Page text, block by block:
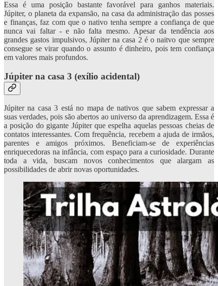
Essa é uma posição bastante favorável para ganhos materiais.
Júpiter, o planeta da expansão, na casa da administração das posses
e finanças, faz com que o nativo tenha sempre a confiança de que
nunca vai faltar - e não falta mesmo. Apesar da tendência aos
grandes gastos impulsivos, Júpiter na casa 2 é o naitvo que sempre
consegue se virar quando o assunto é dinheiro, pois tem confiança
em valores mais profundos.
Júpiter na casa 3 (exílio acidental)
Júpiter na casa 3 está no mapa de nativos que sabem expressar a
suas verdades, pois são abertos ao universo da aprendizagem. Essa é
a posição do gigante Júpiter que espelha aquelas pessoas cheias de
contatos interessantes. Com frequência, recebem a ajuda de irmãos,
parentes e amigos próximos. Beneficiam-se de experiências
enriquecedoras na infância, com espaço para a curiosidade. Durante
toda a vida, buscam novos conhecimentos que alargam as
possibilidades de abrir novas oportunidades.